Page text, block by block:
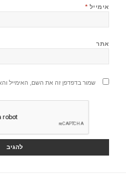
אימייל*
אתר
שמור בדפדפן זה את השם, האימייל